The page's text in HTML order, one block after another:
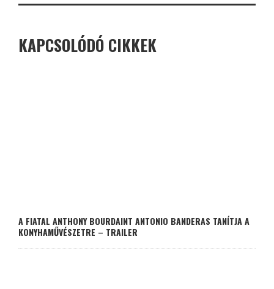
KAPCSOLÓDÓ CIKKEK
A FIATAL ANTHONY BOURDAINT ANTONIO BANDERAS TANÍTJA A
KONYHAMŰVÉSZETRE – TRAILER